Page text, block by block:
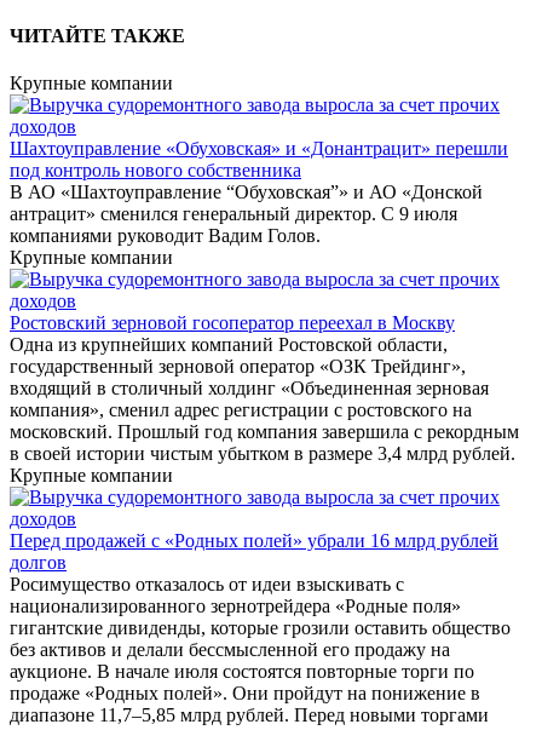
ЧИТАЙТЕ ТАКЖЕ
Крупные компании
Шахтоуправление «Обуховская» и «Донантрацит» перешли
под контроль нового собственника
В АО «Шахтоуправление “Обуховская”» и АО «Донской
антрацит» сменился генеральный директор. С 9 июля
компаниями руководит Вадим Голов.
Крупные компании
Ростовский зерновой госоператор переехал в Москву
Одна из крупнейших компаний Ростовской области,
государственный зерновой оператор «ОЗК Трейдинг»,
входящий в столичный холдинг «Объединенная зерновая
компания», сменил адрес регистрации с ростовского на
московский. Прошлый год компания завершила с рекордным
в своей истории чистым убытком в размере 3,4 млрд рублей.
Крупные компании
Перед продажей с «Родных полей» убрали 16 млрд рублей
долгов
Росимущество отказалось от идеи взыскивать с
национализированного зернотрейдера «Родные поля»
гигантские дивиденды, которые грозили оставить общество
без активов и делали бессмысленной его продажу на
аукционе. В начале июля состоятся повторные торги по
продаже «Родных полей». Они пройдут на понижение в
диапазоне 11,7–5,85 млрд рублей. Перед новыми торгами